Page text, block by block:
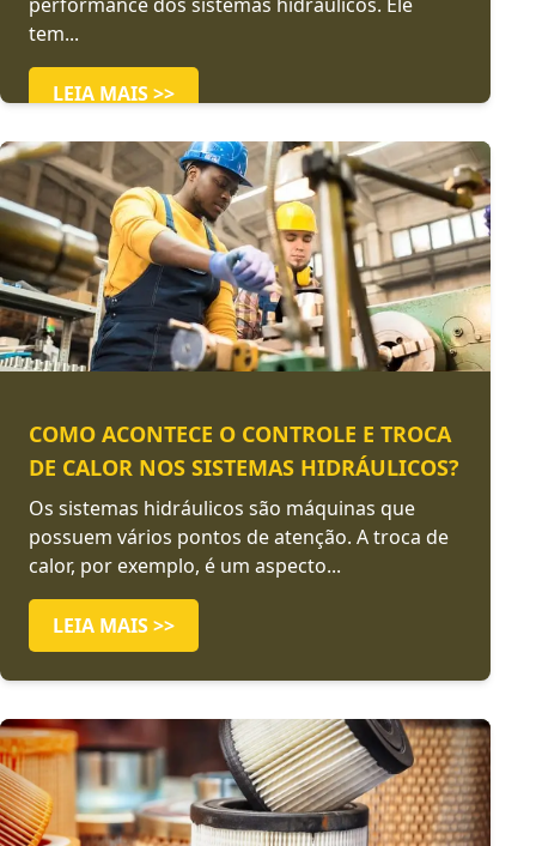
tem...
LEIA MAIS >>
COMO ACONTECE O CONTROLE E TROCA
DE CALOR NOS SISTEMAS HIDRÁULICOS?
Os sistemas hidráulicos são máquinas que
possuem vários pontos de atenção. A troca de
calor, por exemplo, é um aspecto...
LEIA MAIS >>